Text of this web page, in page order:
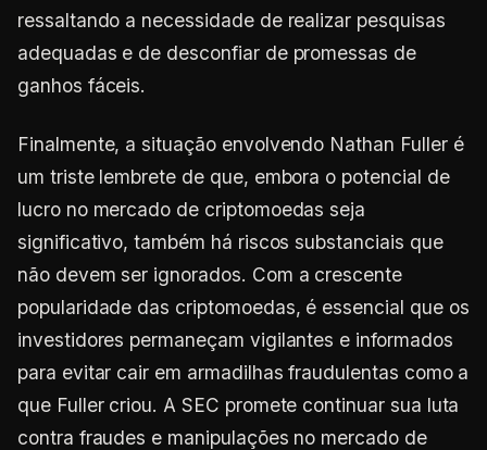
ressaltando a necessidade de realizar pesquisas
adequadas e de desconfiar de promessas de
ganhos fáceis.
Finalmente, a situação envolvendo Nathan Fuller é
um triste lembrete de que, embora o potencial de
lucro no mercado de criptomoedas seja
significativo, também há riscos substanciais que
não devem ser ignorados. Com a crescente
popularidade das criptomoedas, é essencial que os
investidores permaneçam vigilantes e informados
para evitar cair em armadilhas fraudulentas como a
que Fuller criou. A SEC promete continuar sua luta
contra fraudes e manipulações no mercado de